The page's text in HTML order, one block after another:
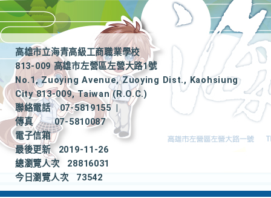
高雄市立海青高級工商職業學校
813-009 高雄市左營區左營大路1號
No.1, Zuoying Avenue, Zuoying Dist., Kaohsiung
City 813-009, Taiwan (R.O.C.)
聯絡電話
07-5819155
|
傳真
07-5810087
電子信箱
最後更新
2019-11-26
總瀏覽人次
28816031
今日瀏覽人次
73542